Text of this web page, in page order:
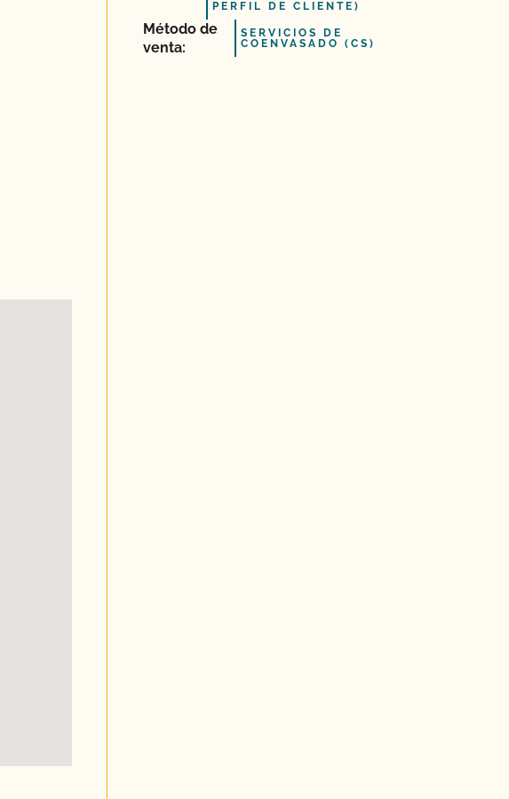
PERFIL DE CLIENTE)
Método de
venta:
SERVICIOS DE
COENVASADO (CS)